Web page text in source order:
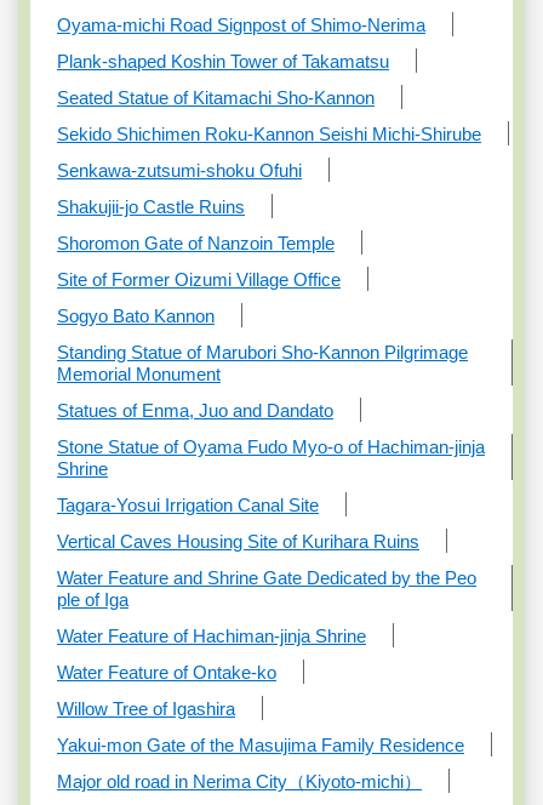
Oyama-michi Road Signpost of Shimo-Nerima
Plank-shaped Koshin Tower of Takamatsu
Seated Statue of Kitamachi Sho-Kannon
Sekido Shichimen Roku-Kannon Seishi Michi-Shirube
Senkawa-zutsumi-shoku Ofuhi
Shakujii-jo Castle Ruins
Shoromon Gate of Nanzoin Temple
Site of Former Oizumi Village Office
Sogyo Bato Kannon
Standing Statue of Marubori Sho-Kannon Pilgrimage
Memorial Monument
Statues of Enma, Juo and Dandato
Stone Statue of Oyama Fudo Myo-o of Hachiman-jinja
Shrine
Tagara-Yosui Irrigation Canal Site
Vertical Caves Housing Site of Kurihara Ruins
Water Feature and Shrine Gate Dedicated by the Peo
ple of Iga
Water Feature of Hachiman-jinja Shrine
Water Feature of Ontake-ko
Willow Tree of Igashira
Yakui-mon Gate of the Masujima Family Residence
Major old road in Nerima City（Kiyoto-michi）